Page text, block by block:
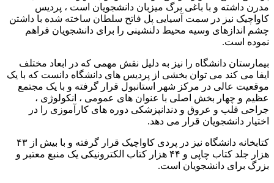
مدرن داشته و با باغی برگ میزبان دانشجویان است ، پردیس
کاواچیک نیز در سمت آسیایی پل فاتح سلطان ساخته شده با داشتن
چشم اندازهای وسیه محیط دلنشینی را برای دانشجویان فراهم
نموده است.
بیمارستان دانشگاه را نیز به دلیل نقش مهمی که در ابعاد مختلف
ایفا می کند می توان بخشی از پردیس های دانشگاه دانست که با یک
موقعیت عالی در مرکز شهر استانبول قرار گرفته و با یک مجتمع
عظیم و چهار بخش اصلی با عنوان های عمومی ، انکولوژی ،
جراحی قلب و عروق و دندانپزشکی دوره های کارآموزی را در
اختیار دانشجویان قرار می دهد.
کتابخانه دانشگاه نیز در پردی کاواچیک قرار گرفته و با بیش از ۴۳
هزار جلد کتاب چاپی و ۴۴ هزار کتاب الکترونیکی یک منبع معتبر و
بزرگ برای دانشجویان است.